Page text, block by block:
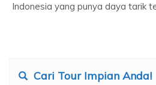
Indonesia yang punya daya tarik
Cari Tour Impian Anda!